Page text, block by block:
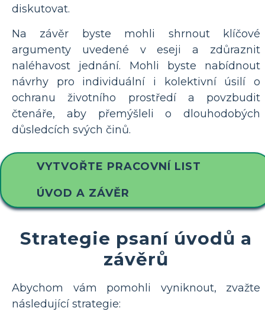
diskutovat.
Na závěr byste mohli shrnout klíčové
argumenty uvedené v eseji a zdůraznit
naléhavost jednání. Mohli byste nabídnout
návrhy pro individuální i kolektivní úsilí o
ochranu životního prostředí a povzbudit
čtenáře, aby přemýšleli o dlouhodobých
důsledcích svých činů.
VYTVOŘTE PRACOVNÍ LIST
ÚVOD A ZÁVĚR
Strategie psaní úvodů a
závěrů
Abychom vám pomohli vyniknout, zvažte
následující strategie: